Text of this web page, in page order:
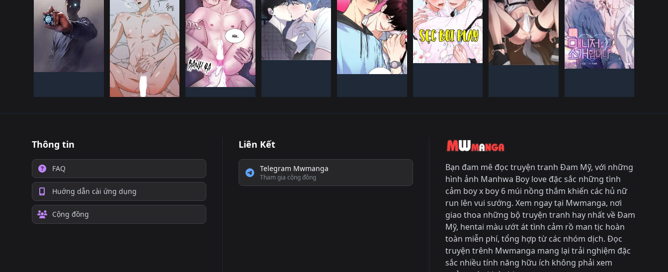
HàN QUốC
ĐANG TIếN HàNH
HàN QUốC
ĐANG TIếN HàNH
HàN QUốC
Đã HOàN THàNH
HàN QUốC
ĐANG TIếN HàNH
HàN QUốC
Đã HOàN THàNH
HàN QUốC
ĐANG TIếN HàNH
HàN QUốC
ĐANG TIếN HàNH
HàN QUốC
ĐANG TIếN HàNH
Thông tin
FAQ
Huớng dẫn cài ứng dụng
Cộng đồng
Liên Kết
Telegram Mwmanga
Tham gia cộng đồng
Bạn đam mê đọc truyện tranh Đam Mỹ, với những
hình ảnh Manhwa Boy love đặc sắc những tình
cảm boy x boy 6 múi nồng thắm khiến các hủ nữ
run lên vui sướng. Xem ngay tại Mwmanga, nơi
giao thoa những bộ truyện tranh hay nhất về Đam
Mỹ, hentai màu ướt át tình cảm rồ man tịc hoàn
toàn miễn phí, tổng hợp từ các nhóm dịch. Đọc
truyện trênh Mwmanga mang lại trải nghiệm đặc
sắc nhiều tính năng hữu ích không phải xem